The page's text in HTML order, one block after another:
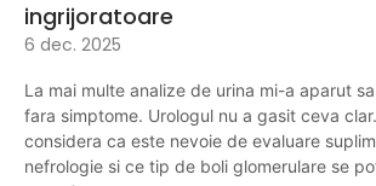
ingrijoratoare
6 dec. 2025
La mai multe analize de urina mi-a aparut
fara simptome. Urologul nu a gasit ceva
considera ca este nevoie de evaluare
nefrologie si ce tip de boli glomerulare se